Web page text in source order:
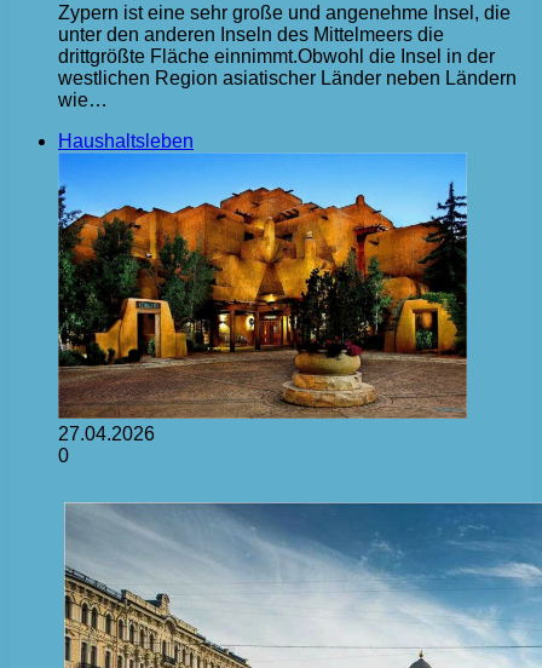
Zypern ist eine sehr große und angenehme Insel, die
unter den anderen Inseln des Mittelmeers die
drittgrößte Fläche einnimmt.Obwohl die Insel in der
westlichen Region asiatischer Länder neben Ländern
wie…
Haushaltsleben
27.04.2026
0